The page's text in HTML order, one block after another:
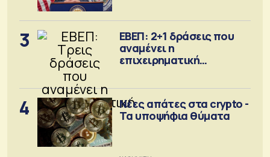
3
ΕΒΕΠ: 2+1 δράσεις που
αναμένει η
επιχειρηματική
4
Νέες απάτες στα crypto -
Τα υποψήφια θύματα